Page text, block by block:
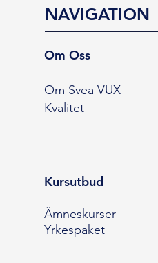
NAVIGATION
Om Oss
Om Svea VUX
Kvalitet
Kursutbud
Ämneskurser
Yrkespaket